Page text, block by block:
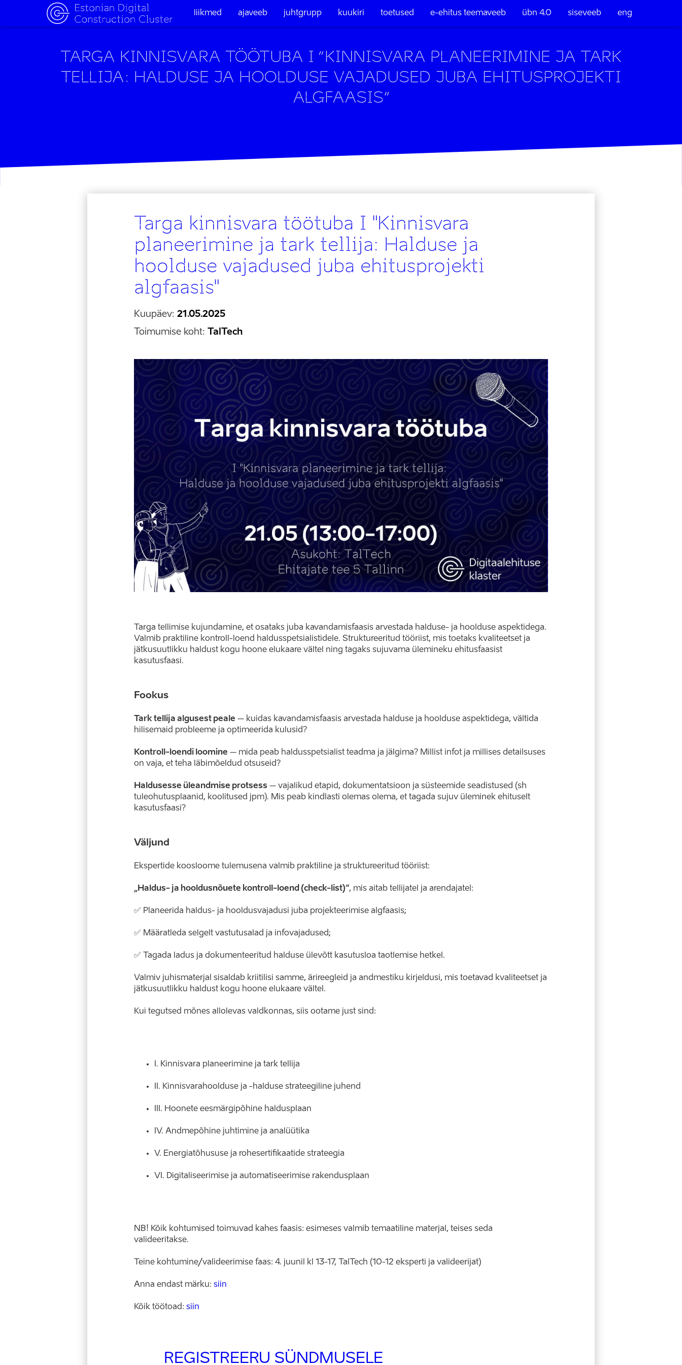
liikmed ajaveeb juhtgrupp kuukiri toetused e-ehitus teemaveeb übn 4.0 siseveeb eng
TARGA KINNISVARA TÖÖTUBA I “KINNISVARA PLANEERIMINE JA TARK
TELLIJA: HALDUSE JA HOOLDUSE VAJADUSED JUBA EHITUSPROJEKTI
ALGFAASIS”
Targa kinnisvara töötuba I "Kinnisvara
planeerimine ja tark tellija: Halduse ja
hoolduse vajadused juba ehitusprojekti
algfaasis"
Kuupäev: 21.05.2025
Toimumise koht: TalTech
Targa tellimise kujundamine, et osataks juba kavandamisfaasis arvestada halduse- ja hoolduse aspektidega.
Valmib praktiline kontroll-loend haldusspetsialistidele. Struktureeritud tööriist, mis toetaks kvaliteetset ja
jätkusuutlikku haldust kogu hoone elukaare vältel ning tagaks sujuvama ülemineku ehitusfaasist
kasutusfaasi.
Fookus
Tark tellija algusest peale – kuidas kavandamisfaasis arvestada halduse ja hoolduse aspektidega, vältida
hilisemaid probleeme ja optimeerida kulusid?
Kontroll-loendi loomine – mida peab haldusspetsialist teadma ja jälgima? Millist infot ja millises detailsuses
on vaja, et teha läbimõeldud otsuseid?
Haldusesse üleandmise protsess – vajalikud etapid, dokumentatsioon ja süsteemide seadistused (sh
tuleohutusplaanid, koolitused jpm). Mis peab kindlasti olemas olema, et tagada sujuv üleminek ehituselt
kasutusfaasi?
Väljund
Ekspertide koosloome tulemusena valmib praktiline ja struktureeritud tööriist:
„Haldus- ja hooldusnõuete kontroll-loend (check-list)“, mis aitab tellijatel ja arendajatel:
✅ Planeerida haldus- ja hooldusvajadusi juba projekteerimise algfaasis;
✅ Määratleda selgelt vastutusalad ja infovajadused;
✅ Tagada ladus ja dokumenteeritud halduse ülevõtt kasutusloa taotlemise hetkel.
Valmiv juhismaterjal sisaldab kriitilisi samme, ärireegleid ja andmestiku kirjeldusi, mis toetavad kvaliteetset ja
jätkusuutlikku haldust kogu hoone elukaare vältel.
Kui tegutsed mõnes allolevas valdkonnas, siis ootame just sind:
I. Kinnisvara planeerimine ja tark tellija
II. Kinnisvarahoolduse ja -halduse strateegiline juhend
III. Hoonete eesmärgipõhine haldusplaan
IV. Andmepõhine juhtimine ja analüütika
V. Energiatõhususe ja rohesertifikaatide strateegia
VI. Digitaliseerimise ja automatiseerimise rakendusplaan
NB! Kõik kohtumised toimuvad kahes faasis: esimeses valmib temaatiline materjal, teises seda
valideeritakse.
Teine kohtumine/valideerimise faas: 4. juunil kl 13-17, TalTech (10-12 eksperti ja valideerijat)
Anna endast märku: siin
Kõik töötoad: siin
REGISTREERU SÜNDMUSELE